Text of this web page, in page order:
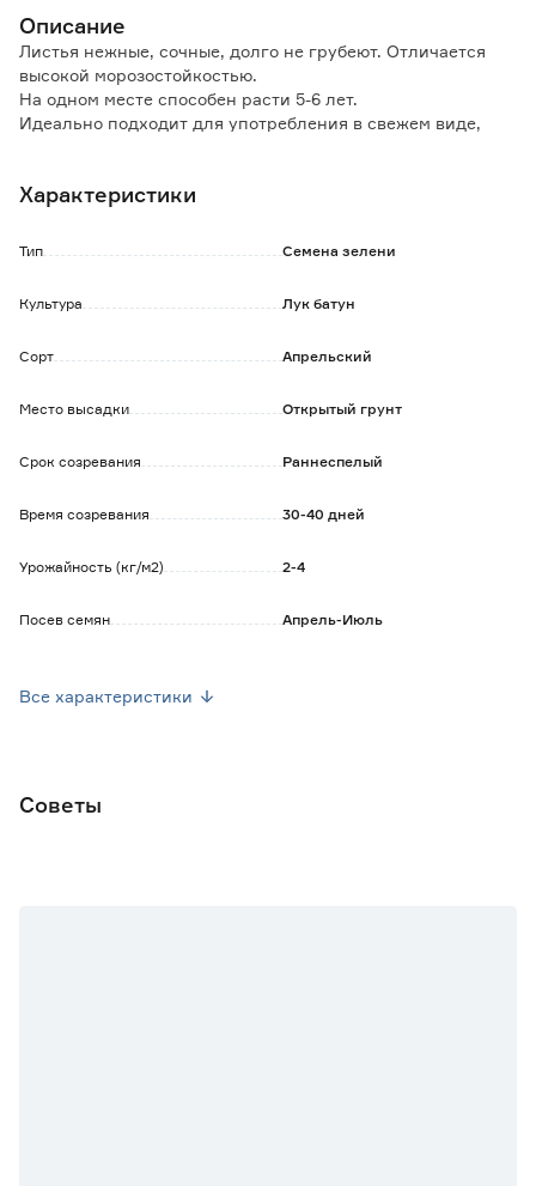
Описание
Листья нежные, сочные, долго не грубеют. Отличается
высокой морозостойкостью.
На одном месте способен расти 5-6 лет.
Идеально подходит для употребления в свежем виде,
Выращивается как в однолетней культуре, так и в
При первом способе выращивания убирают все растение,
Характеристики
Тип Семена зелени
Культура Лук батун
Сорт Апрельский
Место высадки Открытый грунт
Срок созревания Раннеспелый
Время созревания 30-40 дней
Урожайность (кг/м2) 2-4
Посев семян Апрель-Июль
Все характеристики
Советы